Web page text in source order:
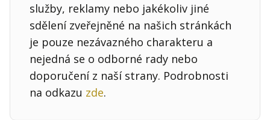
služby, reklamy nebo jakékoliv jiné
sdělení zveřejněné na našich stránkách
je pouze nezávazného charakteru a
nejedná se o odborné rady nebo
doporučení z naší strany. Podrobnosti
na odkazu zde.